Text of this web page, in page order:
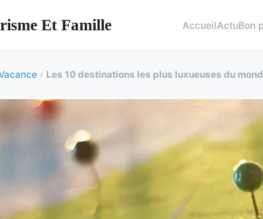
Et Famille AccueilActuBon
› Les 10 destinations les plus luxueuses du